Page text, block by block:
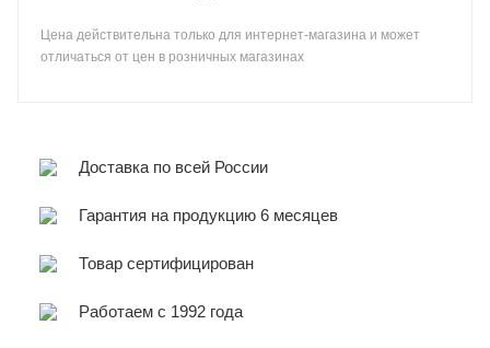
Цена действительна только для интернет-магазина и может
отличаться от цен в розничных магазинах
Доставка по всей России
Гарантия на продукцию 6 месяцев
Товар сертифицирован
Работаем с 1992 года